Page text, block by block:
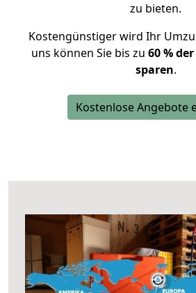
zu bieten.
Kostengünstiger wird Ihr
uns können Sie bis zu 60 %
sparen.
Kostenlose Angebote